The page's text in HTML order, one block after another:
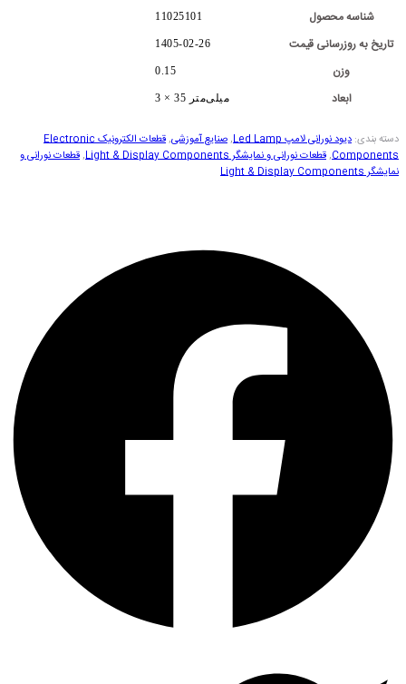
شناسه محصول 11025101
تاریخ به روزرسانی قیمت 1405-02-26
وزن 0.15
ابعاد 3 × 35 میلی‌متر
دسته بندی: دیود نورانی لامپ Led Lamp ,صنایع آموزشی,
قطعات الکترونیک Electronic
Components
,قطعات نورانی و نمایشگر Light & Display Components ,قطعات نورانی و
نمایشگر Light & Display Components